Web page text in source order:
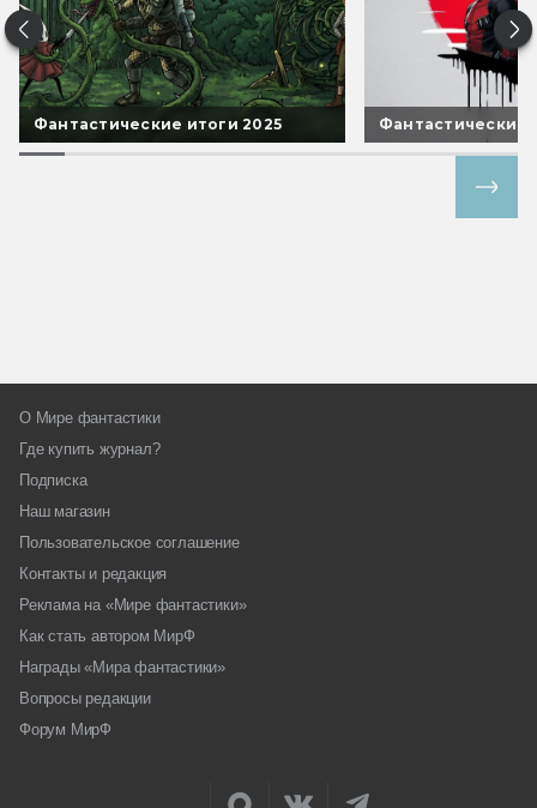
Фантастические итоги 2025 Фантастические
О Мире фантастики
Где купить журнал?
Подписка
Наш магазин
Пользовательское соглашение
Контакты и редакция
Реклама на «Мире фантастики»
Как стать автором МирФ
Награды «Мира фантастики»
Вопросы редакции
Форум МирФ